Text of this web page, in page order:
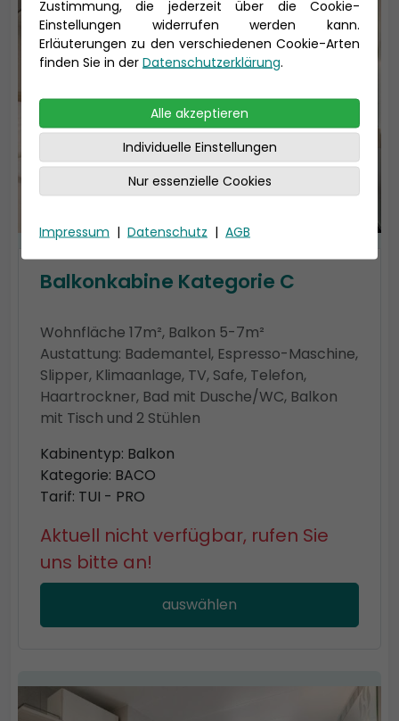
Balkonkabine Kategorie C
Wohnfläche 17m², Balkon 5-7m²
Austattung: Bademantel, Espresso-Maschine,
Slipper, Klimaanlage, TV, Safe, Telefon,
Haartrockner, Bad mit Dusche/WC, Balkon
mit Tisch und 2 Stühlen
Kabinentyp: Balkon
Kategorie: BACO
Tarif: TUI - PRO
Aktuell nicht verfügbar, rufen Sie
uns bitte an!
auswählen
Zustimmung, die jederzeit über die Cookie-
Einstellungen widerrufen werden kann.
Erläuterungen zu den verschiedenen Cookie-Arten
finden Sie in der Datenschutzerklärung.
Alle akzeptieren
Individuelle Einstellungen
Nur essenzielle Cookies
Impressum | Datenschutz | AGB